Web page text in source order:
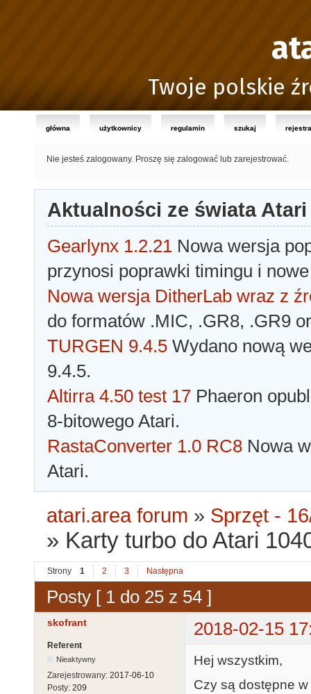
Twoje polskie
główna użytkownicy regulamin szukaj
Nie jesteś zalogowany. Proszę się zalogować lub zarejestrować.
Aktualności ze świata Atari
Gearlynx 1.2.21 Nowa wersja
przynosi poprawki timingu i
Nowa wersja DitherLab wraz z
do formatów .MIC, .GR8, .GR9
TURGEN 9.4.5 Wydano nową
9.4.5.
Altirra 4.50 test 17 Phaeron
8-bitowego Atari.
RastaConverter 1.0 RC8 Nowa
Atari.
atari.area forum » Sprzęt -
» Karty turbo do Atari
Strony 1 2 3 Następna
Posty [ 1 do 25 z 54 ]
skofrant 2018-02-15
Referent
Nieaktywny
Zarejestrowany: 2017-06-10
Posty: 209
Hej wszystkim,
Czy są dostępne